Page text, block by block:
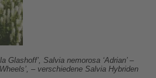
Glashoff’, Salvia nemorosa ‘Adrian’ –
– verschiedene Salvia Hybriden